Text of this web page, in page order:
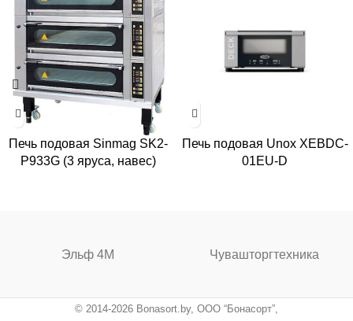
Печь подовая Sinmag SK2-
P933G (3 яруса, навес)
Печь подовая Unox XEBDC-
01EU-D
Эльф 4М Чувашторгтехника
© 2014-2026 Bonasort.by, ООО “Бонасорт”,